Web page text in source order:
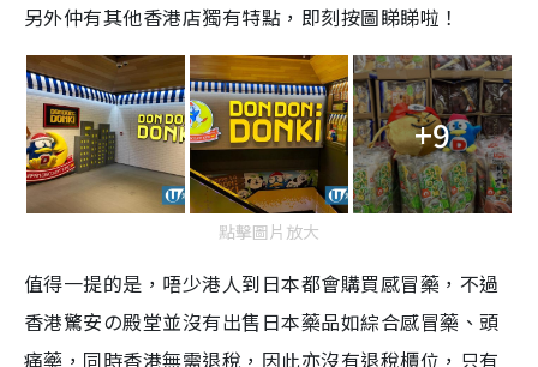
另外仲有其他香港店獨有特點，即刻按圖睇睇啦！
+9
點擊圖片放大
值得一提的是，唔少港人到日本都會購買感冒藥，不過
香港驚安の殿堂並沒有出售日本藥品如綜合感冒藥、頭
痛藥，同時香港無需退稅，因此亦沒有退稅櫃位，只有